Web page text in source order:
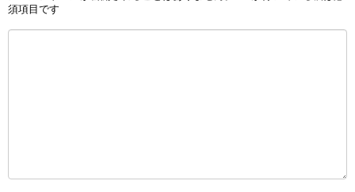
須項目です